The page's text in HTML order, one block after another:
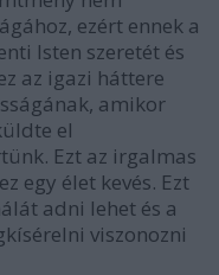
ezért ennek a
Isten szeretét és
az igazi háttere
amikor
el
Ezt az irgalmas
egy élet kevés. Ezt
adni lehet és a
viszonozni